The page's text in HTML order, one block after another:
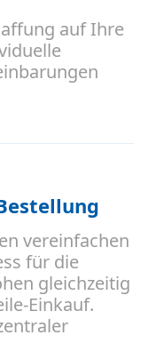
auf Ihre
vereinfachen
für die
gleichzeitig
Einkauf.